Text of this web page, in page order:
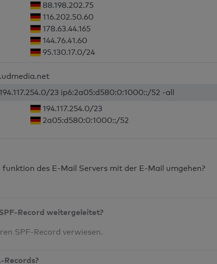
88.198.202.75
116.202.50.60
178.63.44.165
144.76.41.60
95.130.17.0/24
23 ip6:2a05:d580:0:1000::/52 -all
194.117.254.0/23
2a05:d580:0:1000::/52
des E-Mail Servers mit der E-Mail umgehen?
Record weitergeleitet?
SPF-Record verwiesen.
Records?